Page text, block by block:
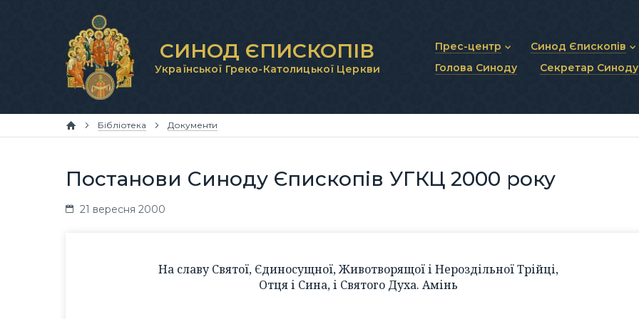
СИНОД ЄПИСКОПІВ
Української Греко-Католицької Церкви
Прес-центр
Новини та анонси
Синод Єпископів
Статут Синоду
Синодальні органи
Голова Синоду Секретар Синоду
Бібліотека Документи
Постанови Синоду Єпископів УГКЦ 2000 року
21 вересня 2000
На славу Святої, Єдиносущної, Животворящої і Нероздільної Трійці,
Отця і Сина, і Святого Духа. Амінь